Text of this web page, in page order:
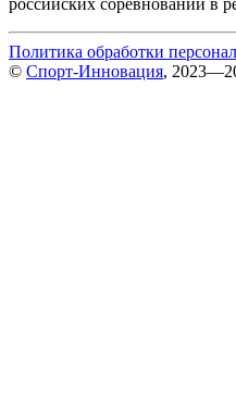
российских соревнований в
Политика обработки
© Спорт-Инновация,